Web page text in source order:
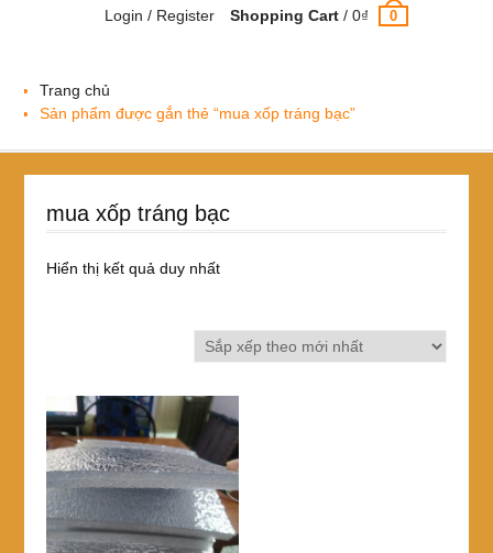
Login / Register
Shopping Cart /0₫ 0
Trang chủ
Sản phẩm được gắn thẻ “mua xốp tráng bạc”
mua xốp tráng bạc
Hiển thị kết quả duy nhất